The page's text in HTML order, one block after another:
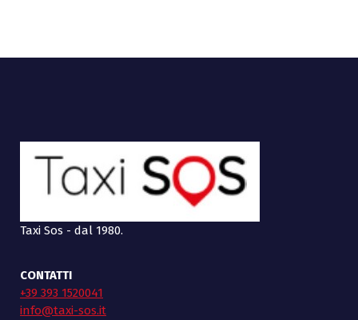
Taxi Sos - dal 1980.
CONTATTI
+39 393 1520041
info@taxi-sos.it